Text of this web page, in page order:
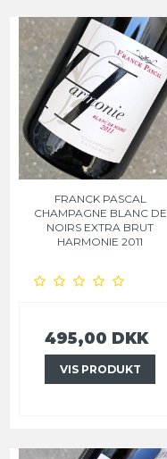
FRANCK PASCAL
CHAMPAGNE BLANC DE
NOIRS EXTRA BRUT
HARMONIE 2011
495,00 DKK
VIS PRODUKT